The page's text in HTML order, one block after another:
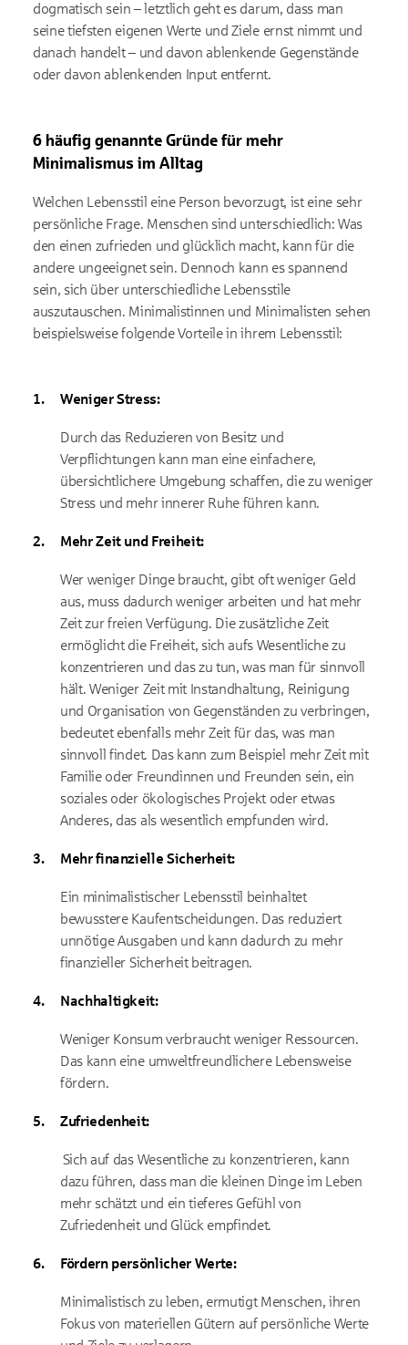
dogmatisch sein – letztlich geht es darum, dass man
seine tiefsten eigenen Werte und Ziele ernst nimmt und
danach handelt – und davon ablenkende Gegenstände
oder davon ablenkenden Input entfernt.
6 häufig genannte Gründe für mehr
Minimalismus im Alltag
Welchen Lebensstil eine Person bevorzugt, ist eine sehr
persönliche Frage. Menschen sind unterschiedlich: Was
den einen zufrieden und glücklich macht, kann für die
andere ungeeignet sein. Dennoch kann es spannend
sein, sich über unterschiedliche Lebensstile
auszutauschen. Minimalistinnen und Minimalisten sehen
beispielsweise folgende Vorteile in ihrem Lebensstil:
Weniger Stress:
Durch das Reduzieren von Besitz und
Verpflichtungen kann man eine einfachere,
übersichtlichere Umgebung schaffen, die zu weniger
Stress und mehr innerer Ruhe führen kann.
Mehr Zeit und Freiheit:
Wer weniger Dinge braucht, gibt oft weniger Geld
aus, muss dadurch weniger arbeiten und hat mehr
Zeit zur freien Verfügung. Die zusätzliche Zeit
ermöglicht die Freiheit, sich aufs Wesentliche zu
konzentrieren und das zu tun, was man für sinnvoll
hält. Weniger Zeit mit Instandhaltung, Reinigung
und Organisation von Gegenständen zu verbringen,
bedeutet ebenfalls mehr Zeit für das, was man
sinnvoll findet. Das kann zum Beispiel mehr Zeit mit
Familie oder Freundinnen und Freunden sein, ein
soziales oder ökologisches Projekt oder etwas
Anderes, das als wesentlich empfunden wird.
Mehr finanzielle Sicherheit:
Ein minimalistischer Lebensstil beinhaltet
bewusstere Kaufentscheidungen. Das reduziert
unnötige Ausgaben und kann dadurch zu mehr
finanzieller Sicherheit beitragen.
Nachhaltigkeit:
Weniger Konsum verbraucht weniger Ressourcen.
Das kann eine umweltfreundlichere Lebensweise
fördern.
Zufriedenheit:
Sich auf das Wesentliche zu konzentrieren, kann
dazu führen, dass man die kleinen Dinge im Leben
mehr schätzt und ein tieferes Gefühl von
Zufriedenheit und Glück empfindet.
Fördern persönlicher Werte:
Minimalistisch zu leben, ermutigt Menschen, ihren
Fokus von materiellen Gütern auf persönliche Werte